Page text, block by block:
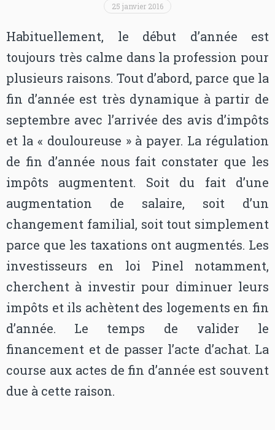
25 janvier 2016
Habituellement, le début d’année est
toujours très calme dans la profession pour
plusieurs raisons. Tout d’abord, parce que la
fin d’année est très dynamique à partir de
septembre avec l’arrivée des avis d’impôts
et la « douloureuse » à payer. La régulation
de fin d’année nous fait constater que les
impôts augmentent. Soit du fait d’une
augmentation de salaire, soit d’un
changement familial, soit tout simplement
parce que les taxations ont augmentés. Les
investisseurs en loi Pinel notamment,
cherchent à investir pour diminuer leurs
impôts et ils achètent des logements en fin
d’année. Le temps de valider le
financement et de passer l’acte d’achat. La
course aux actes de fin d’année est souvent
due à cette raison.